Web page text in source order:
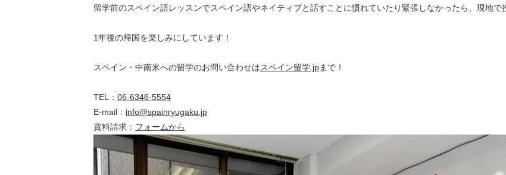
留学前のスペイン語レッスンでスペイン語やネイティブと話すことに慣れていたり緊張しなかったら、現地で
1年後の帰国を楽しみにしています！
スペイン・中南米への留学のお問い合わせはスペイン留学.jpまで！
TEL： 06-6346-5554
E-mail： info@spainryugaku.jp
資料請求： フォームから